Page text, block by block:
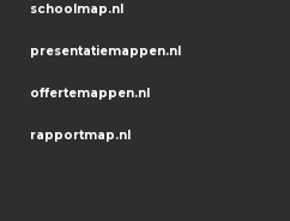
schoolmap.nl
presentatiemappen.nl
offertemappen.nl
rapportmap.nl